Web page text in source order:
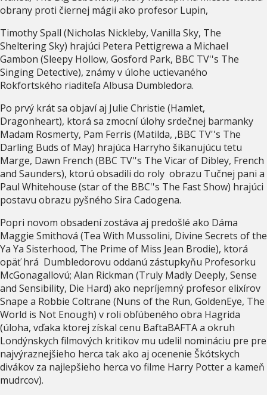
obrany proti čiernej mágii ako profesor Lupin,
Timothy Spall (Nicholas Nickleby, Vanilla Sky, The
Sheltering Sky) hrajúci Petera Pettigrewa a Michael
Gambon (Sleepy Hollow, Gosford Park, BBC TV''s The
Singing Detective), známy v úlohe uctievaného
Rokfortského riaditeľa Albusa Dumbledora.
Po prvý krát sa objaví aj Julie Christie (Hamlet,
Dragonheart), ktorá sa zmocní úlohy srdečnej barmanky
Madam Rosmerty, Pam Ferris (Matilda, ,BBC TV''s The
Darling Buds of May) hrajúca Harryho šikanujúcu tetu
Marge, Dawn French (BBC TV''s The Vicar of Dibley, French
and Saunders), ktorú obsadili do roly obrazu Tučnej pani a
Paul Whitehouse (star of the BBC''s The Fast Show) hrajúci
postavu obrazu pyšného Sira Cadogena.
Popri novom obsadení zostáva aj predošlé ako Dáma
Maggie Smithová (Tea With Mussolini, Divine Secrets of the
Ya Ya Sisterhood, The Prime of Miss Jean Brodie), ktorá
opäť hrá Dumbledorovu oddanú zástupkyňu Profesorku
McGonagallovú; Alan Rickman (Truly Madly Deeply, Sense
and Sensibility, Die Hard) ako nepríjemný profesor elixírov
Snape a Robbie Coltrane (Nuns of the Run, GoldenEye, The
World is Not Enough) v roli obľúbeného obra Hagrida
(úloha, vďaka ktorej získal cenu BaftaBAFTA a okruh
Londýnskych filmových kritikov mu udelil nomináciu pre pre
najvýraznejšieho herca tak ako aj ocenenie Škótskych
divákov za najlepšieho herca vo filme Harry Potter a kameň
mudrcov).